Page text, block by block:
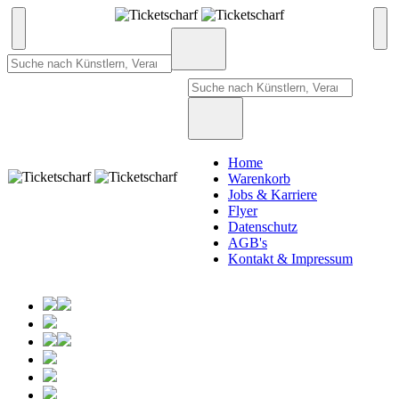
Home
Warenkorb
Jobs & Karriere
Flyer
Datenschutz
AGB's
Kontakt & Impressum